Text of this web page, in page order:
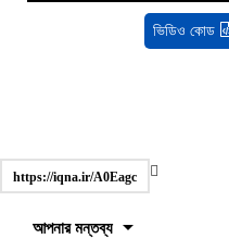
ভিডিও কোড
https://iqna.ir/A0Eagc
আপনার মন্তব্য